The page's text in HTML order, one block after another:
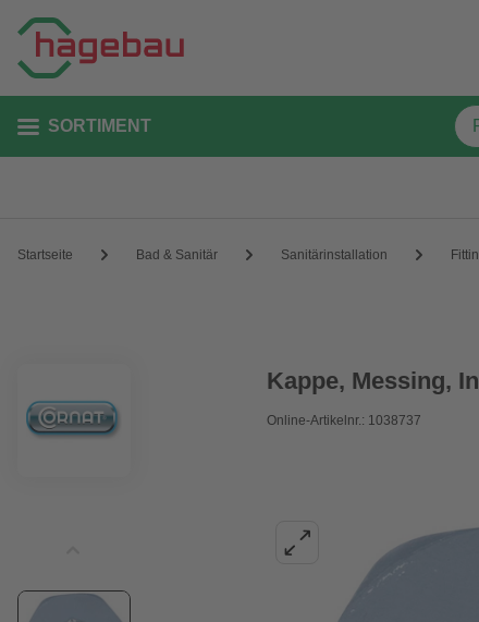
SORTIMENT
Startseite Bad & Sanitär Sanitärinstallation
Kappe, Messing,
Online-Artikelnr.: 1038737